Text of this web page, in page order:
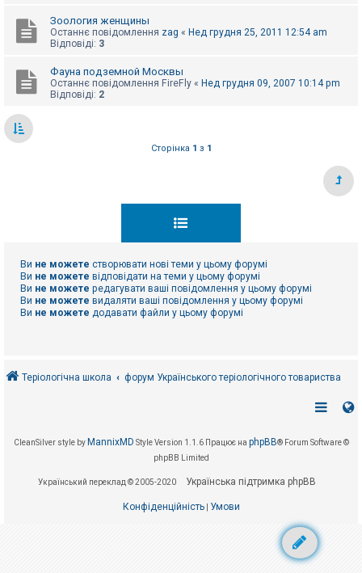
А
т
т
и
Зоология женщины
Останнє повідомлення zag « Нед грудня 25, 2011 12:54 am
Відповіді: 3
Фауна подземной Москвы
Останнє повідомлення FireFly « Нед грудня 09, 2007 10:14 pm
Відповіді: 2
Сторінка 1 з 1
Ви не можете створювати нові теми у цьому форумі
Ви не можете відповідати на теми у цьому форумі
Ви не можете редагувати ваші повідомлення у цьому форумі
Ви не можете видаляти ваші повідомлення у цьому форумі
Ви не можете додавати файли у цьому форумі
Теріологічна школа форум Українського теріологічного товариства
CleanSilver style by MannixMD Style Version 1.1.6 Працює на phpBB® Forum Software ©
phpBB Limited
Український переклад © 2005-2020 Українська підтримка phpBB
Конфіденційність| Умови